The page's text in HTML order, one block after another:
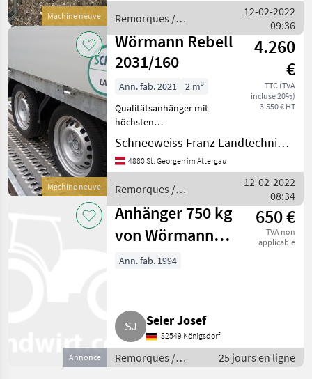
Machine neuve
:Siebdruckboden
:verstärkte
Stahlbordwände verzinkt
Remorques /
Wörmann
12-02-2022
09:36
Machine neuve
Wörmann Rebell
2031/160
4.260
€
TTC (TVA
incluse 20%)
3.550 € HT
Ann. fab. 2021
2 m³
Qualitätsanhänger mit
höchsten
Qualitätsansprüchen für
unsere Kunden bestehend
aus: :V -Deichsel
:Siebdruckboden
:dopelwandige ALU
Bordwände eloxier
Schneeweiss Franz Landtechnik - Metallbau
4880 St. Georgen im Attergau
Remorques /
Wörmann
12-02-2022
08:34
Annonce
Anhänger 750 kg
von Wörmann
Typ 75
650 €
TVA non
applicable
Ann. fab. 1994
Seier Josef
82549 Königsdorf
Remorques /
Remorques de
25 jours en ligne